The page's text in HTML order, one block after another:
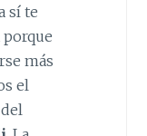
sí te
más
el